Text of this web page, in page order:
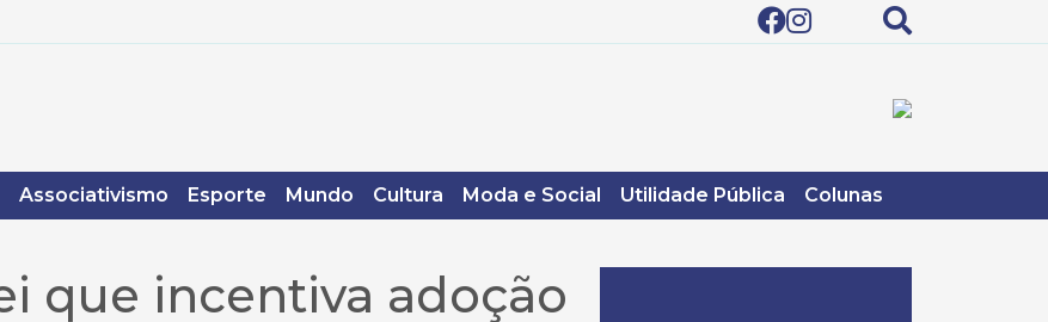
Associativismo Esporte Mundo Cultura Moda e Social Utilidade Pública Colunas
que incentiva adoção